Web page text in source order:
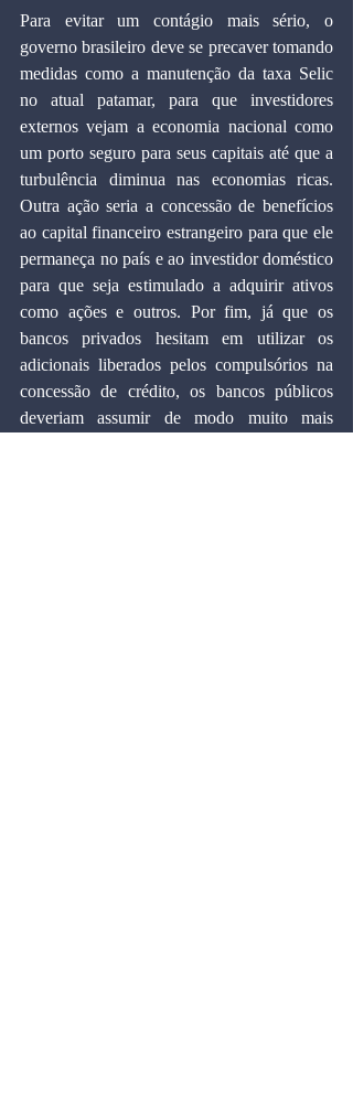
Para evitar um contágio mais sério, o
governo brasileiro deve se precaver tomando
medidas como a manutenção da taxa Selic
no atual patamar, para que investidores
externos vejam a economia nacional como
um porto seguro para seus capitais até que a
turbulência diminua nas economias ricas.
Outra ação seria a concessão de benefícios
ao capital financeiro estrangeiro para que ele
permaneça no país e ao investidor doméstico
para que seja estimulado a adquirir ativos
como ações e outros. Por fim, já que os
bancos privados hesitam em utilizar os
adicionais liberados pelos compulsórios na
concessão de crédito, os bancos públicos
deveriam assumir de modo muito mais